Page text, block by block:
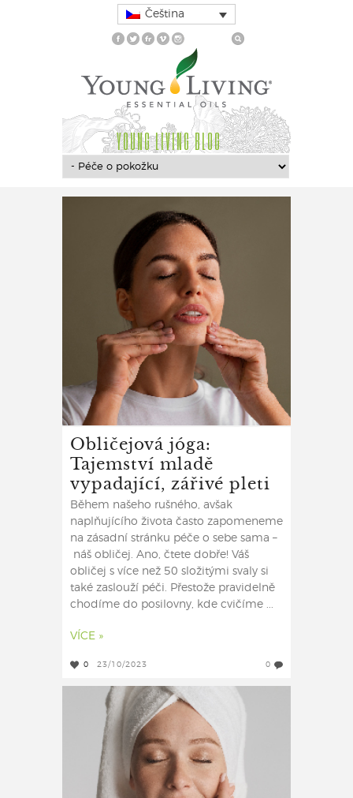
Čeština
YOUNG LIVING BLOG
Obličejová jóga:
Tajemství mladě
vypadající, zářivé pleti
Během našeho rušného, avšak
naplňujícího života často zapomeneme
na zásadní stránku péče o sebe sama –
náš obličej. Ano, čtete dobře! Váš
obličej s více než 50 složitými svaly si
také zaslouží péči. Přestože pravidelně
chodíme do posilovny, kde cvičíme ...
VÍCE »
0 23/10/2023 0